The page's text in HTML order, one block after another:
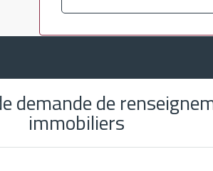
demande de
immobiliers